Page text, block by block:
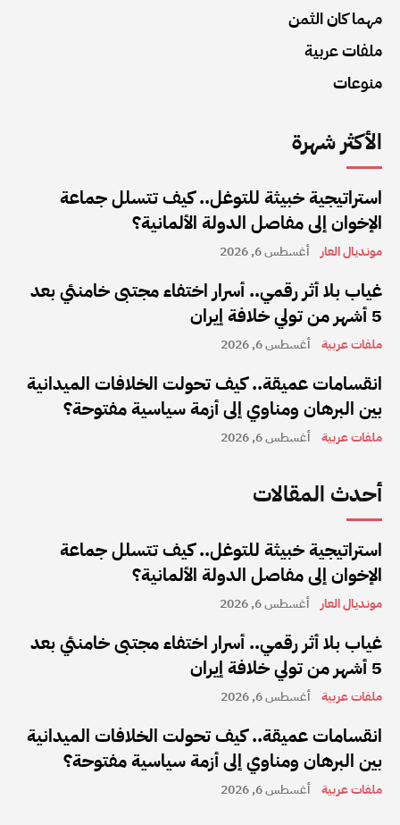
مهما كان الثمن
ملفات عربية
منوعات
الأكثر شهرة
استراتيجية خبيثة للتوغل.. كيف تتسلل جماعة
الإخوان إلى مفاصل الدولة الألمانية؟
مونديال العار أغسطس 6, 2026
غياب بلا أثر رقمي.. أسرار اختفاء مجتبى خامنئي بعد
5 أشهر من تولي خلافة إيران
ملفات عربية أغسطس 6, 2026
انقسامات عميقة.. كيف تحولت الخلافات الميدانية
بين البرهان ومناوي إلى أزمة سياسية مفتوحة؟
ملفات عربية أغسطس 6, 2026
أحدث المقالات
استراتيجية خبيثة للتوغل.. كيف تتسلل جماعة
الإخوان إلى مفاصل الدولة الألمانية؟
مونديال العار أغسطس 6, 2026
غياب بلا أثر رقمي.. أسرار اختفاء مجتبى خامنئي بعد
5 أشهر من تولي خلافة إيران
ملفات عربية أغسطس 6, 2026
انقسامات عميقة.. كيف تحولت الخلافات الميدانية
بين البرهان ومناوي إلى أزمة سياسية مفتوحة؟
ملفات عربية أغسطس 6, 2026